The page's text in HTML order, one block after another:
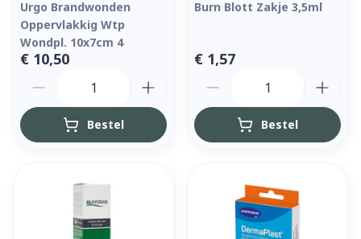
Urgo Brandwonden
Oppervlakkig Wtp
Wondpl. 10x7cm 4
€ 10,50
Bestel
Burn Blott Zakje 3,5ml
€ 1,57
Bestel